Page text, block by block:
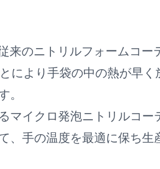
来のニトリルフォームコー
により手袋の中の熱が早く
。
マイクロ発泡ニトリルコー
、手の温度を最適に保ち生